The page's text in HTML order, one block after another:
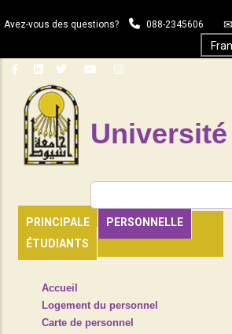
au
principal
Avez-vous des questions? 088-2345606
PRINCIPALE
PERSONNELLE
ÉTUDIANTS
HEADER
NAVIGATION
Accueil
Logement du personnel
Carte de personnel